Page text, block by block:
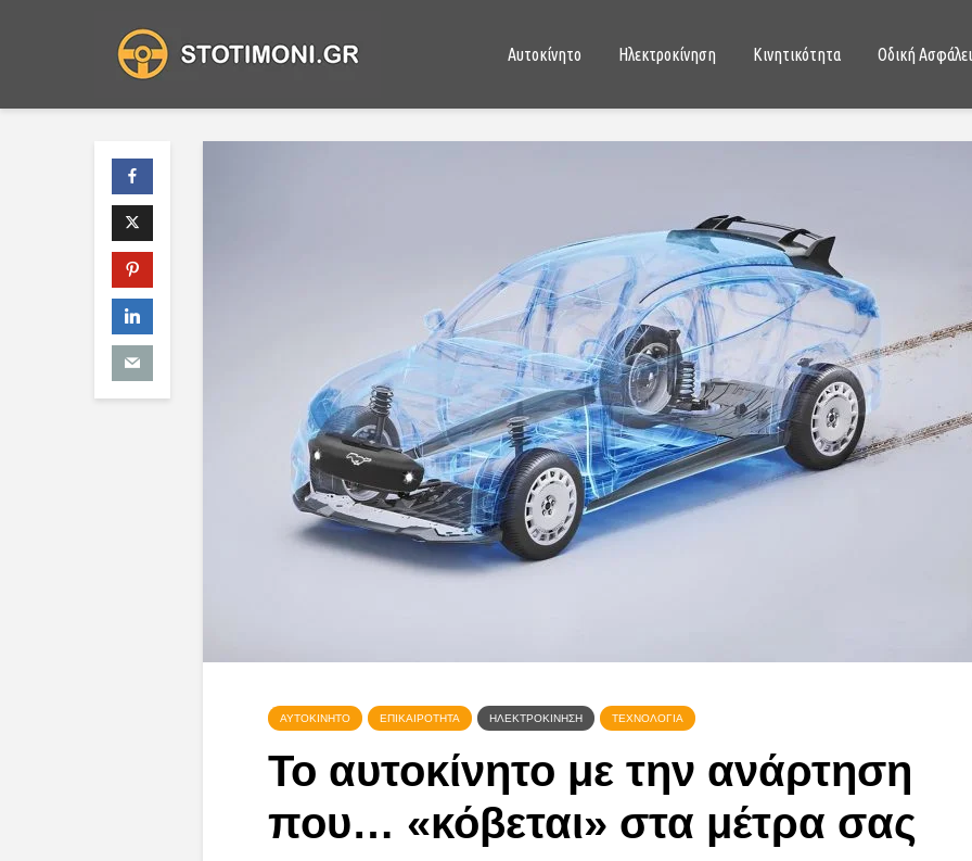
Αυτοκίνητο Ηλεκτροκίνηση Κινητικότητα Οδική
ΑΥΤΟΚΊΝΗΤΟ ΕΠΙΚΑΙΡΌΤΗΤΑ ΗΛΕΚΤΡΟΚΊΝΗΣΗ ΤΕΧΝΟΛΟΓΊΑ
Το αυτοκίνητο με την ανάρτηση
που… «κόβεται» στα μέτρα σας
Έτοιμη η μπαταρία που
αντέχει 1,6 εκατομμύρια
χιλιόμετρα;
25/04/2020
Αυτό το μικρό ηλεκτρικό
SUV κοστίζει μόλις 9.200
ευρώ
24/04/2020
Κινέζικο ηλεκτρικό SUV με
αυτονομία 520 km, στην
Ευρώπη!
04/05/2020
Γιατί το
πρώτο
Toyota